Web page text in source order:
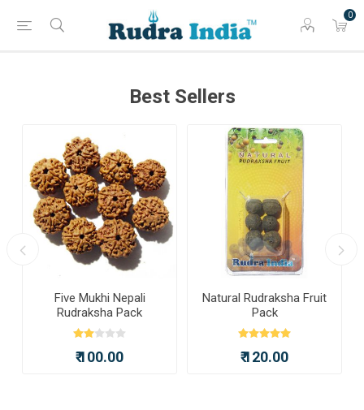
0
Best Sellers
Five Mukhi Nepali
Rudraksha Pack
₹ 100.00
Natural Rudraksha Fruit
Pack
₹ 120.00